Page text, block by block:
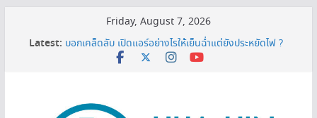
content
Friday, August 7, 2026
Latest: บอกเคล็ดลับ เปิดแอร์อย่างไรให้เย็นฉ่ำแต่ยังประหยัดไฟ ?
MINI BALLOON FESTIVAL 2026
เครื่องกรองน้ำเซนเซอร์ ดียังไง ทำไมต้องมีติดบ้าน ?